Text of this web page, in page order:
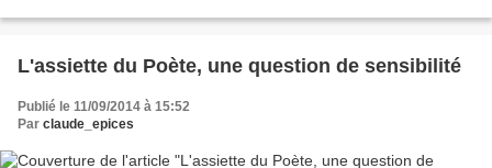
L'assiette du Poète, une question de sensibilité
Publié le 11/09/2014 à 15:52
Par claude_epices